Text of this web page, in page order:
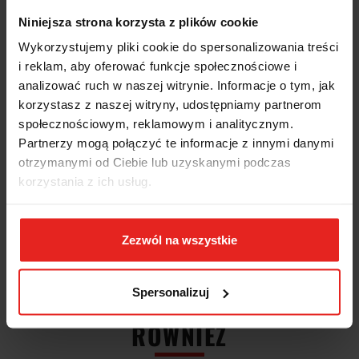
Niniejsza strona korzysta z plików cookie
Wykorzystujemy pliki cookie do spersonalizowania treści
i reklam, aby oferować funkcje społecznościowe i
analizować ruch w naszej witrynie. Informacje o tym, jak
korzystasz z naszej witryny, udostępniamy partnerom
społecznościowym, reklamowym i analitycznym.
Partnerzy mogą połączyć te informacje z innymi danymi
otrzymanymi od Ciebie lub uzyskanymi podczas
korzystania z ich usług.
Zezwól na wszystkie
Spersonalizuj
016 Forum:
zastosowany został drut stalowy, gładki, pleciony przeznaczony
do szczotek mniej elastycznych
idealny do obróbki spoin spawalniczych, usuwania rdzy i
czyszczenia
nadaje się do stali i odlewów (gładkie również dla drewna)
korpus z drewna bukowego
krawędzie zaokrąglone
długość całkowita: 295mm
długość powierzchni odrutowanej: 145mm
grubość drutu: 0,35mm
INNI KLIENCI KUPILI
RÓWNIEŻ